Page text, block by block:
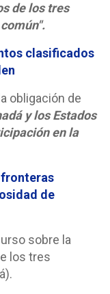
de los tres
clasificados
obligación de
y los Estados
en la
de
sobre la
los tres